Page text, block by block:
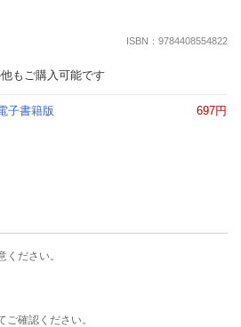
楽天チケット
ISBN：9784408554822
もご購入可能です
子書籍版 697円
ださい。
確認ください。